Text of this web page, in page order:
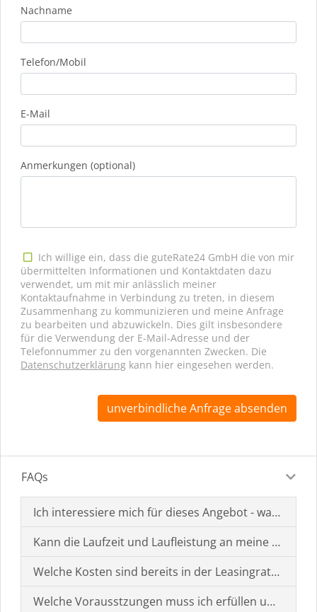
Nachname
Telefon/Mobil
E-Mail
Anmerkungen (optional)
Ich willige ein, dass die guteRate24 GmbH die von mir
übermittelten Informationen und Kontaktdaten dazu
verwendet, um mit mir anlässlich meiner
Kontaktaufnahme in Verbindung zu treten, in diesem
Zusammenhang zu kommunizieren und meine Anfrage
zu bearbeiten und abzuwickeln. Dies gilt insbesondere
für die Verwendung der E-Mail-Adresse und der
Telefonnummer zu den vorgenannten Zwecken. Die
Datenschutzerklärung kann hier eingesehen werden.
unverbindliche Anfrage absenden
FAQs
Ich interessiere mich für dieses Angebot - was muss
Kann die Laufzeit und Laufleistung an meine
Welche Kosten sind bereits in der Leasingrate
Welche Vorausstzungen muss ich erfüllen um einen